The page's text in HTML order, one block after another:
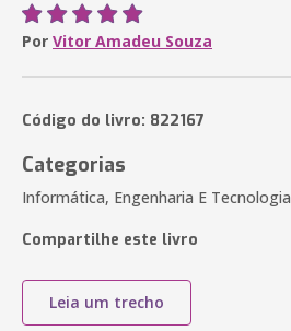
Por Vitor Amadeu Souza
Código do livro: 822167
Categorias
Informática, Engenharia E Tecnologia
Compartilhe este livro
Leia um trecho